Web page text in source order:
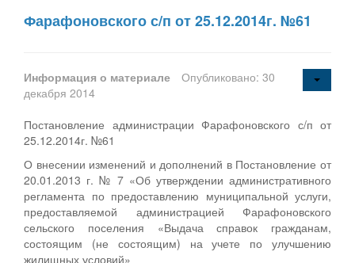
Фарафоновского с/п от 25.12.2014г. №61
Информация о материале
Опубликовано: 30
декабря 2014
Постановление администрации Фарафоновского с/п от
25.12.2014г. №61
О внесении изменений и дополнений в Постановление от
20.01.2013 г. № 7 «Об утверждении административного
регламента по предоставлению муниципальной услуги,
предоставляемой администрацией Фарафоновского
сельского поселения «Выдача справок гражданам,
состоящим (не состоящим) на учете по улучшению
жилищных условий»